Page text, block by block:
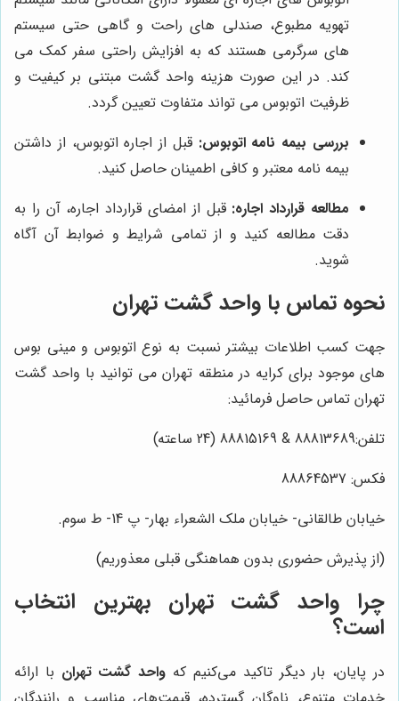
تهویه مطبوع، صندلی های راحت و گاهی حتی سیستم
های سرگرمی هستند که به افزایش راحتی سفر کمک می
کند. در این صورت هزینه واحد گشت مبتنی بر کیفیت و
ظرفیت اتوبوس می تواند متفاوت تعیین گردد.
بررسی بیمه نامه اتوبوس: قبل از اجاره اتوبوس، از داشتن
بیمه نامه معتبر و کافی اطمینان حاصل کنید.
مطالعه قرارداد اجاره: قبل از امضای قرارداد اجاره، آن را به
دقت مطالعه کنید و از تمامی شرایط و ضوابط آن آگاه
شوید.
نحوه تماس با واحد گشت تهران
جهت کسب اطلاعات بیشتر نسبت به نوع اتوبوس و مینی بوس
های موجود برای کرایه در منطقه تهران می توانید با واحد گشت
تهران تماس حاصل فرمائید:
تلفن:88813689 & 88815169 (24 ساعته)
فکس: 88864537
خیابان طالقانی- خیابان ملک الشعراء بهار- پ 14- ط سوم.
(از پذیرش حضوری بدون هماهنگی قبلی معذوریم)
چرا واحد گشت تهران بهترین انتخاب
است؟
در پایان، بار دیگر تاکید می‌کنیم که واحد گشت تهران با ارائه